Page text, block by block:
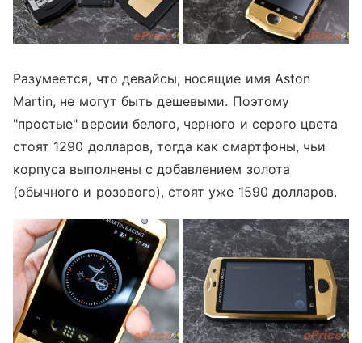
Разумеется, что девайсы, носящие имя Aston
Martin, не могут быть дешевыми. Поэтому
"простые" версии белого, черного и серого цвета
стоят 1290 долларов, тогда как смартфоны, чьи
корпуса выполнены с добавлением золота
(обычного и розового), стоят уже 1590 долларов.